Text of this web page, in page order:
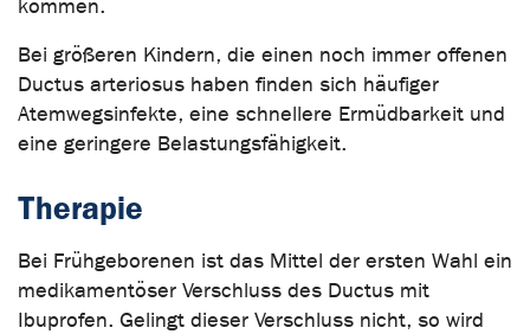
kommen.
Bei größeren Kindern, die einen noch immer offenen
Ductus arteriosus haben finden sich häufiger
Atemwegsinfekte, eine schnellere Ermüdbarkeit und
eine geringere Belastungsfähigkeit.
Therapie
Bei Frühgeborenen ist das Mittel der ersten Wahl ein
medikamentöser Verschluss des Ductus mit
Ibuprofen. Gelingt dieser Verschluss nicht, so wird